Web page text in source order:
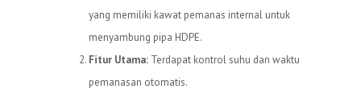
yang memiliki kawat pemanas internal untuk
menyambung pipa HDPE.
Fitur Utama: Terdapat kontrol suhu dan waktu
pemanasan otomatis.